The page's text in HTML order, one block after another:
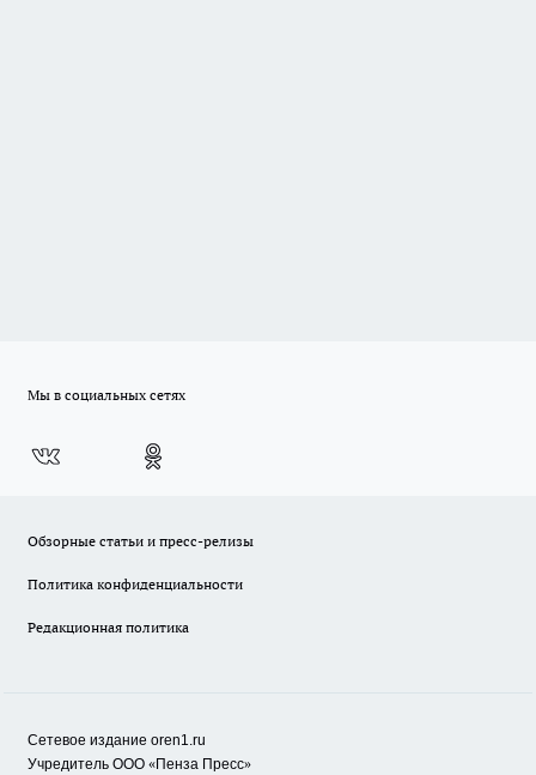
Мы в социальных сетях
Обзорные статьи и пресс-релизы
Политика конфиденциальности
Редакционная политика
Сетевое издание oren1.ru
Учредитель ООО «Пенза Пресс»